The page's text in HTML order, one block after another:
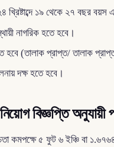
খ্রিষ্টাব্দে ১৯ থেকে ২৭ বছর
নাগরিক হতে হবে।
হবে (তালাক প্রাপ্ত/ তালাক
দক্ষ হতে হবে।
বিজ্ঞপ্তি অনুযায়ী
কমপক্ষে ৫ ফুট ৬ ইঞ্চি বা